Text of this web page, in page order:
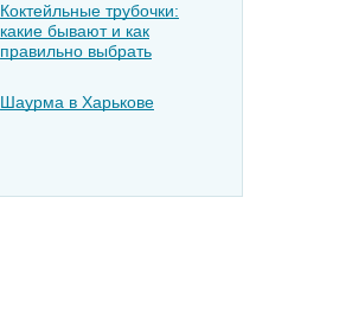
Коктейльные трубочки:
какие бывают и как
правильно выбрать
Шаурма в Харькове